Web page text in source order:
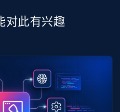
对此有兴趣